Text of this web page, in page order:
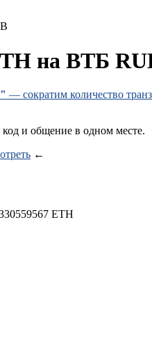
на ВТБ
— сократим количество
и общение в одном месте.
←
ETH